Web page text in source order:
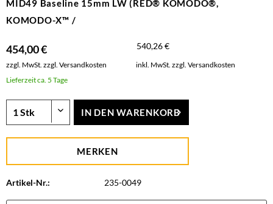
MID49 Baseline 15mm LW (RED® KOMODO®,
KOMODO-X™ /
454,00 € 540,26 €
zzgl. MwSt. zzgl. Versandkosten inkl. MwSt. zzgl. Versandkosten
Lieferzeit ca. 5 Tage
IN DEN WARENKORB
MERKEN
Artikel-Nr.: 235-0049